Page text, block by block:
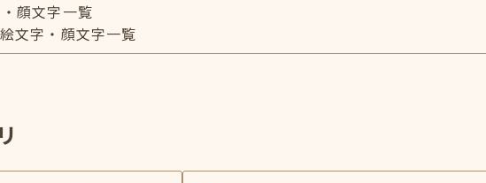
顔文字一覧
文字・顔文字一覧